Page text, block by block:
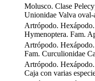
Molusco. Clase
Unionidae Valva oval-
Artrópodo.
Hymenoptera. Fam.
Artrópodo.
Fam. Curculionidae
Artrópodo.
Caja con varias